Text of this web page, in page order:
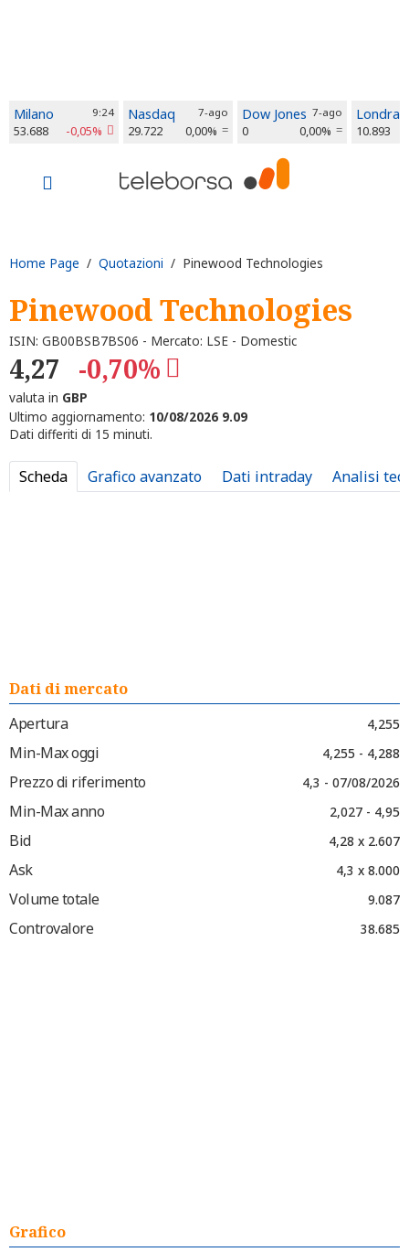
Milano 9:24
53.688 -0,05%
Nasdaq 7-ago
29.722 0,00%
Dow Jones 7-ago
0 0,00%
Londra
10.893
Home Page / Quotazioni / Pinewood Technologies
Pinewood Technologies
ISIN: GB00BSB7BS06 - Mercato: LSE - Domestic
4,27 -0,70%
valuta in GBP
Ultimo aggiornamento: 10/08/2026 9.09
Dati differiti di 15 minuti.
Scheda Grafico avanzato Dati intraday Analisi
Dati di mercato
Apertura
4,255
Min-Max oggi 4,255 - 4,288
Prezzo di riferimento 4,3 - 07/08/2026
Min-Max anno 2,027 - 4,95
Bid 4,28 x 2.607
Ask 4,3 x 8.000
Volume totale 9.087
Controvalore 38.685
Grafico